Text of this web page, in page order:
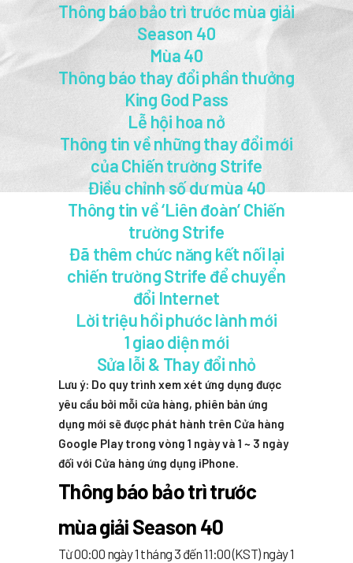
Thông báo bảo trì trước mùa giải
Season 40
Mùa 40
Thông báo thay đổi phần thưởng
King God Pass
Lễ hội hoa nở
Thông tin về những thay đổi mới
của Chiến trường Strife
Điều chỉnh số dư mùa 40
Thông tin về ‘Liên đoàn’ Chiến
trường Strife
Đã thêm chức năng kết nối lại
chiến trường Strife để chuyển
đổi Internet
Lời triệu hồi phước lành mới
1 giao diện mới
Sửa lỗi & Thay đổi nhỏ
Lưu ý: Do quy trình xem xét ứng dụng được
yêu cầu bởi mỗi cửa hàng, phiên bản ứng
dụng mới sẽ được phát hành trên Cửa hàng
Google Play trong vòng 1 ngày và 1 ~ 3 ngày
đối với Cửa hàng ứng dụng iPhone.
Thông báo bảo trì trước
mùa giải Season 40
Từ 00:00 ngày 1 tháng 3 đến 11:00 (KST) ngày 1